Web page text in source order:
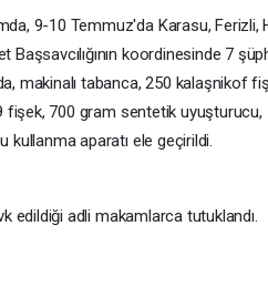
9-10 Temmuz'da Karasu, Ferizli,
Başsavcılığının koordinesinde 7
makinalı tabanca, 250 kalaşnikof
fişek, 700 gram sentetik
kullanma aparatı ele geçirildi.
edildiği adli makamlarca tutuklandı.